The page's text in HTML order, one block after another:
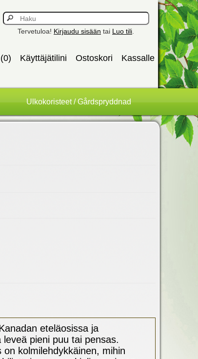
Tervetuloa! Kirjaudu sisään tai Luo tili
Käyttäjätilini Ostoskori Kassalle
Ulkokoristeet / Gårdspryddnad
eteläosissa ja
pieni puu tai pensas.
kolmilehdykkäinen, mihin